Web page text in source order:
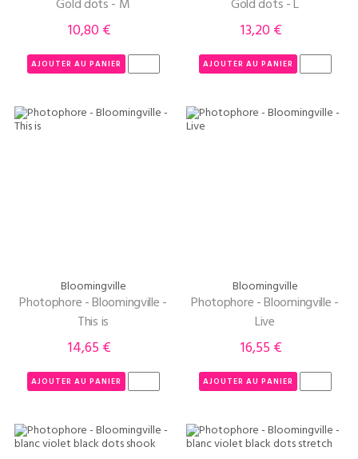
Gold dots - M
Prix
10,80 €
AJOUTER AU PANIER
Gold dots - L
Prix
13,20 €
AJOUTER AU PANIER
Bloomingville
Photophore - Bloomingville -
This is
Prix
14,65 €
AJOUTER AU PANIER
Bloomingville
Photophore - Bloomingville -
Live
Prix
16,55 €
AJOUTER AU PANIER